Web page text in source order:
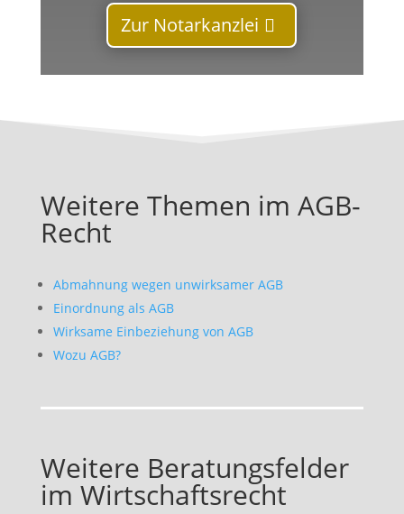
Zur Notarkanzlei
Weitere Themen im AGB-
Recht
Abmahnung wegen unwirksamer AGB
Einordnung als AGB
Wirksame Einbeziehung von AGB
Wozu AGB?
Weitere Beratungsfelder
im Wirtschaftsrecht